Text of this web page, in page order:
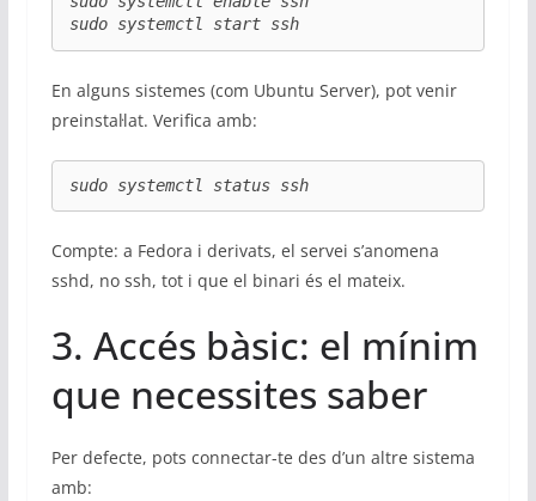
sudo systemctl start ssh
En alguns sistemes (com Ubuntu Server), pot venir
preinstal·lat. Verifica amb:
sudo systemctl status ssh
Compte: a Fedora i derivats, el servei s’anomena
sshd, no ssh, tot i que el binari és el mateix.
3. Accés bàsic: el mínim
que necessites saber
Per defecte, pots connectar-te des d’un altre sistema
amb: